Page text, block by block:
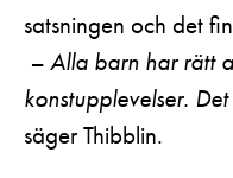
satsningen och det
– Alla barn har rätt
konstupplevelser.
säger Thibblin.